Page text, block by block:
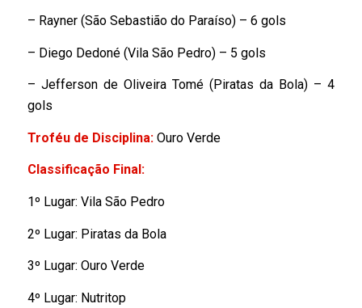
– Rayner (São Sebastião do Paraíso) – 6 gols
– Diego Dedoné (Vila São Pedro) – 5 gols
– Jefferson de Oliveira Tomé (Piratas da Bola) – 4
gols
Troféu de Disciplina:Ouro Verde
Classificação Final:
1º Lugar: Vila São Pedro
2º Lugar: Piratas da Bola
3º Lugar: Ouro Verde
4º Lugar: Nutritop